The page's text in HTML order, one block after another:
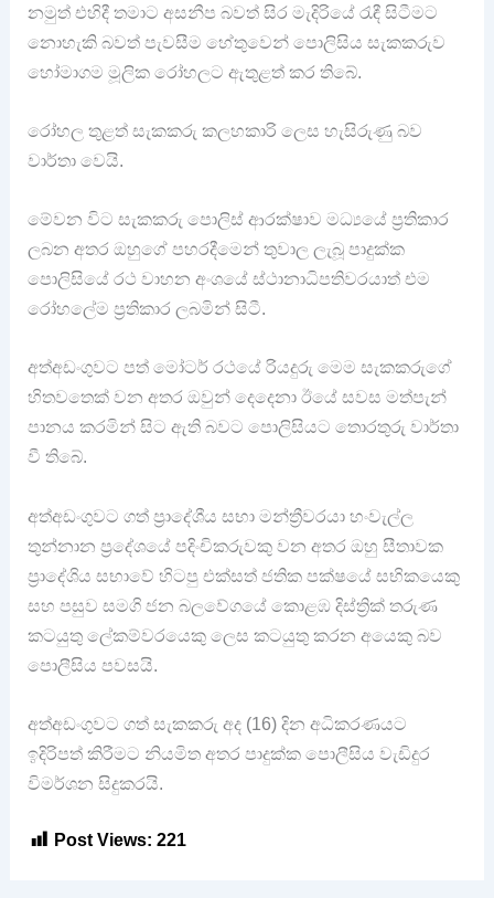
නමුත් එහිදී තමාට අසනීප බවත් සිර මැදිරියේ රැඳී සිටීමට
නොහැකි බවත් පැවසීම හේතුවෙන් පොලිසිය සැකකරුව
හෝමාගම මූලික රෝහලට ඇතුළත් කර තිබේ.
රෝහල තුළත් සැකකරු කලහකාරි ලෙස හැසිරුණු බව
වාර්තා වෙයි.
මේවන විට සැකකරු පොලිස් ආරක්ෂාව මධ්‍යයේ ප්‍රතිකාර
ලබන අතර ඔහුගේ පහරදීමෙන් තුවාල ලැබූ පාදුක්ක
පොලිසියේ රථ වාහන අංශයේ ස්ථානාධිපතිවරයාත් එම
රෝහලේම ප්‍රතිකාර ලබමින් සිටී.
අත්අඩංගුවට පත් මෝටර් රථයේ රියදුරු මෙම සැකකරුගේ
හිතවතෙක් වන අතර ඔවුන් දෙදෙනා ඊයේ සවස මත්පැන්
පානය කරමින් සිට ඇති බවට පොලිසියට තොරතුරු වාර්තා
වී තිබේ.
අත්අඩංගුවට ගත් ප්‍රාදේශීය සභා මන්ත්‍රීවරයා හංවැල්ල
තුන්නාන ප්‍රදේශයේ පදිංචිකරුවකු වන අතර ඔහු සීතාවක
ප්‍රාදේශිය සභාවේ හිටපු එක්සත් ජතික පක්ෂයේ සභිකයෙකු
සහ පසුව සමගි ජන බලවේගයේ කොළඹ දිස්ත්‍රික් තරුණ
කටයුතු ලේකම්වරයෙකු ලෙස කටයුතු කරන අයෙකු බව
පොලීසිය පවසයි.
අත්අඩංගුවට ගත් සැකකරු ⁣අද (16) දින අධිකරණයට
ඉදිරිපත් කිරීමට නියමිත අතර පාදුක්ක පොලීසිය වැඩිදුර
විමර්ශන සිදුකරයි.
Post Views: 221